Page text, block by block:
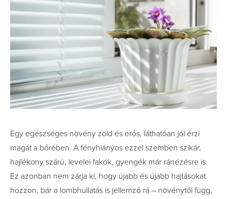
Egy egészséges növény zöld és erős, láthatóan jól érzi
magát a bőrében. A fényhiányos ezzel szemben szikár,
hajlékony szárú, levelei fakók, gyengék már ránézésre is.
Ez azonban nem zárja ki, hogy újabb és újabb hajtásokat
hozzon, bár a lombhullatás is jellemző rá – növénytől függ,